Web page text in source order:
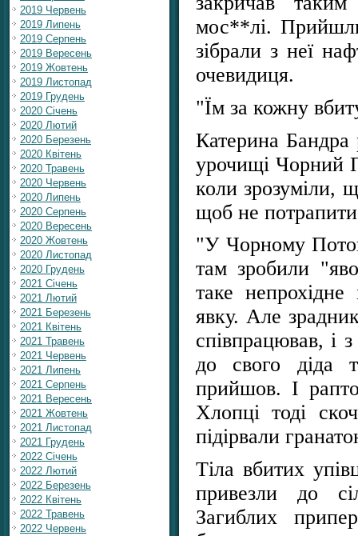
2019 Червень
2019 Липень
2019 Серпень
2019 Вересень
2019 Жовтень
2019 Листопад
2019 Грудень
2020 Січень
2020 Лютий
2020 Березень
2020 Квітень
2020 Травень
2020 Червень
2020 Липень
2020 Серпень
2020 Вересень
2020 Жовтень
2020 Листопад
2020 Грудень
2021 Січень
2021 Лютий
2021 Березень
2021 Квітень
2021 Травень
2021 Червень
2021 Липень
2021 Серпень
2021 Вересень
2021 Жовтень
2021 Листопад
2021 Грудень
2022 Січень
2022 Лютий
2022 Березень
2022 Квітень
2022 Травень
2022 Червень
мос**лі.
зібрали з неї
очевидиця.
"Їм за кожну
Катерина Бандра
урочищі Чорний
коли зрозуміли,
щоб не
"У Чорному
там зробили
таке
явку. Але
співпрацював, і
до свого діда
прийшов. І
Хлопці тоді
підірвали
Тіла вбитих
привезли до
Загиблих